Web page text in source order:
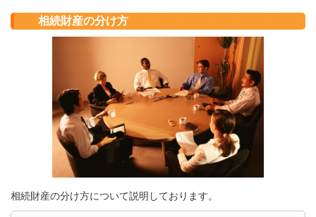
相続財産の分け方
相続財産の分け方について説明しております。